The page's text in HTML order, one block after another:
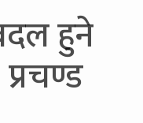
हुने